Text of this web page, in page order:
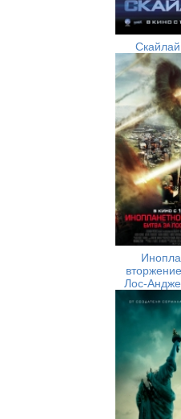
Лос-